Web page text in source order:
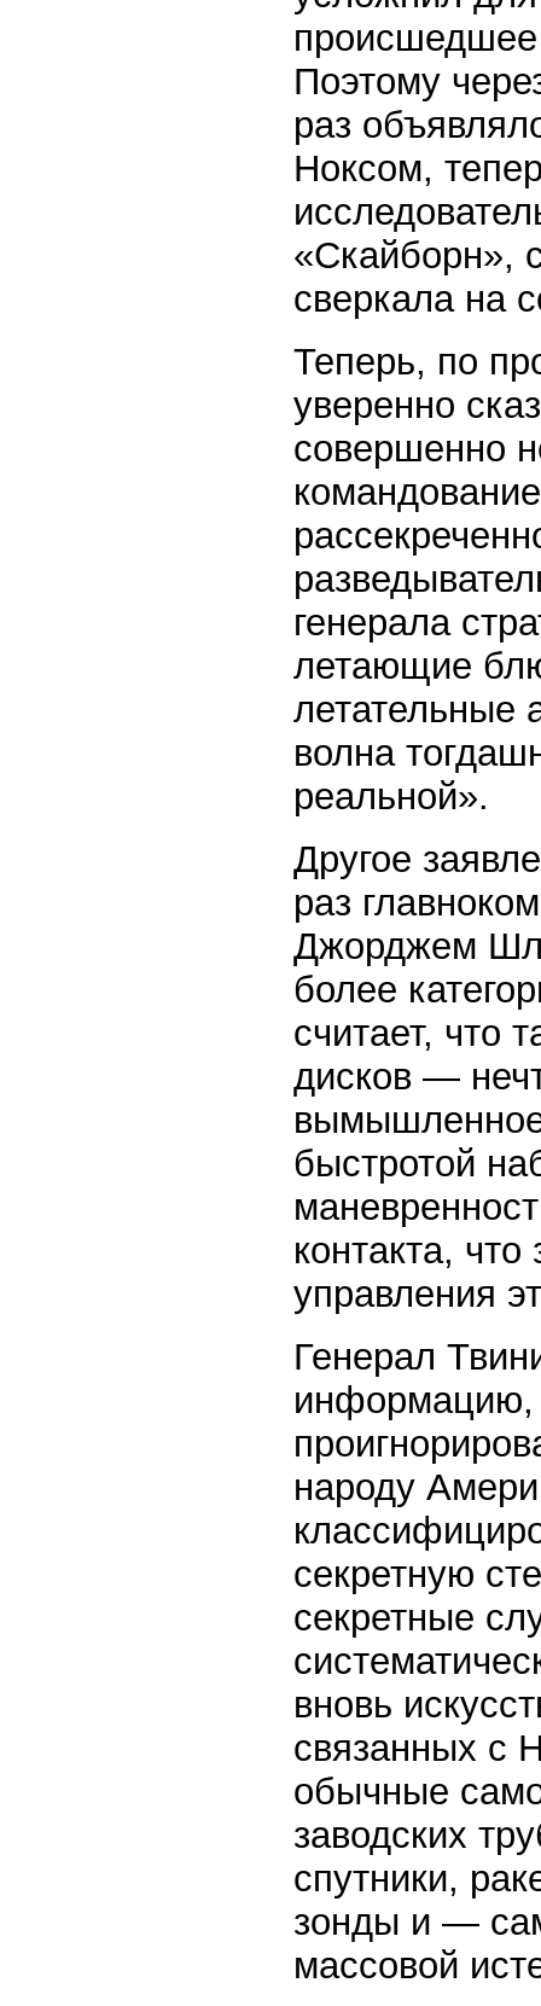
происшедшее
Поэтому
раз
Ноксом,
«Скайборн»,
сверкала на
Теперь, по
уверенно
совершенно
генерала
летающие
летательные
волна
реальной».
Другое
раз
Джорджем
более
считает, что
дисков —
быстротой
контакта,
управления
Генерал
информацию,
народу
секретную
секретные
вновь
связанных с
обычные
заводских
спутники,
зонды и —
массовой